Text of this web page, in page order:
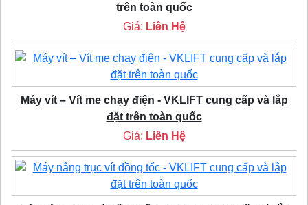
trên toàn quốc
Giá: Liên Hệ
Máy vít – Vít me chạy điện - VKLIFT cung cấp và lắp
đặt trên toàn quốc
Giá: Liên Hệ